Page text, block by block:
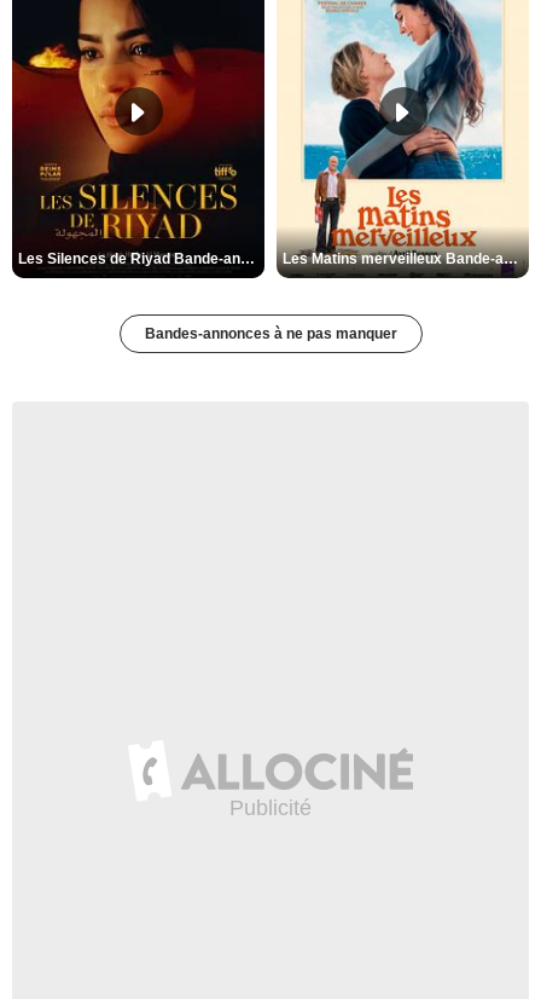
Les Silences de Riyad Bande-annonce VO STFR Les Matins merveilleux Bande-annonce VF
Bandes-annonces à ne pas manquer